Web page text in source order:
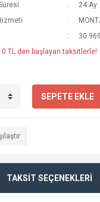
24 Ay
TL den başlayan taksitlerle!
SEPETE EKLE
TAKSİT SEÇENEKLERİ